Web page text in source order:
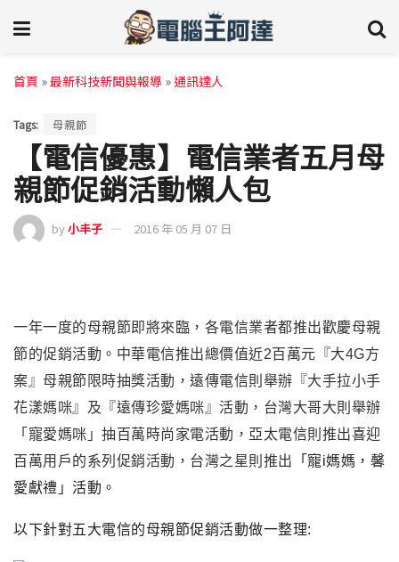
首頁 »最新科技新聞與報導 »通訊達人
Tags: 母親節
【電信優惠】電信業者五月母
親節促銷活動懶人包
by小丰子 2016 年 05 月 07 日
一年一度的母親節即將來臨 ，各電信業者都推出歡慶母親
節的促銷活動。中華電信推出總價值近2百萬元『大4G方
案』母親節限時抽獎活動，遠傳電信則舉辦『大手拉小手
花漾媽咪』及『遠傳珍愛媽咪』活動，台灣大哥大則舉辦
「寵愛媽咪」抽百萬時尚家電活動，亞太電信則推出喜迎
百萬用戶的系列促銷活動，台灣之星則推出 「寵i媽媽，馨
愛獻禮 」活動 。
以下針對五大電信的母親節促銷活動做一整理: